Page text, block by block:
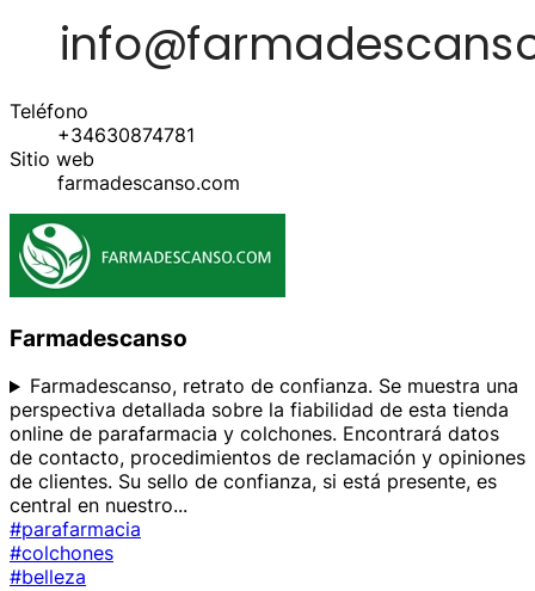
Teléfono
+34630874781
Sitio web
farmadescanso.com
Farmadescanso
Farmadescanso, retrato de confianza. Se muestra una
perspectiva detallada sobre la fiabilidad de esta tienda
online de parafarmacia y colchones. Encontrará datos
de contacto, procedimientos de reclamación y opiniones
de clientes. Su sello de confianza, si está presente, es
central en nuestro...
#parafarmacia
#colchones
#belleza